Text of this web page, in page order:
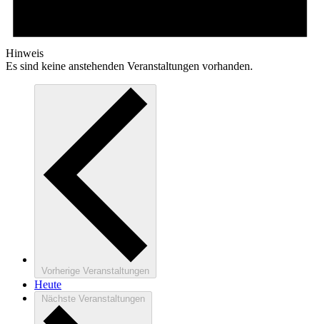
Hinweis
Es sind keine anstehenden Veranstaltungen vorhanden.
Vorherige Veranstaltungen
Heute
Nächste Veranstaltungen